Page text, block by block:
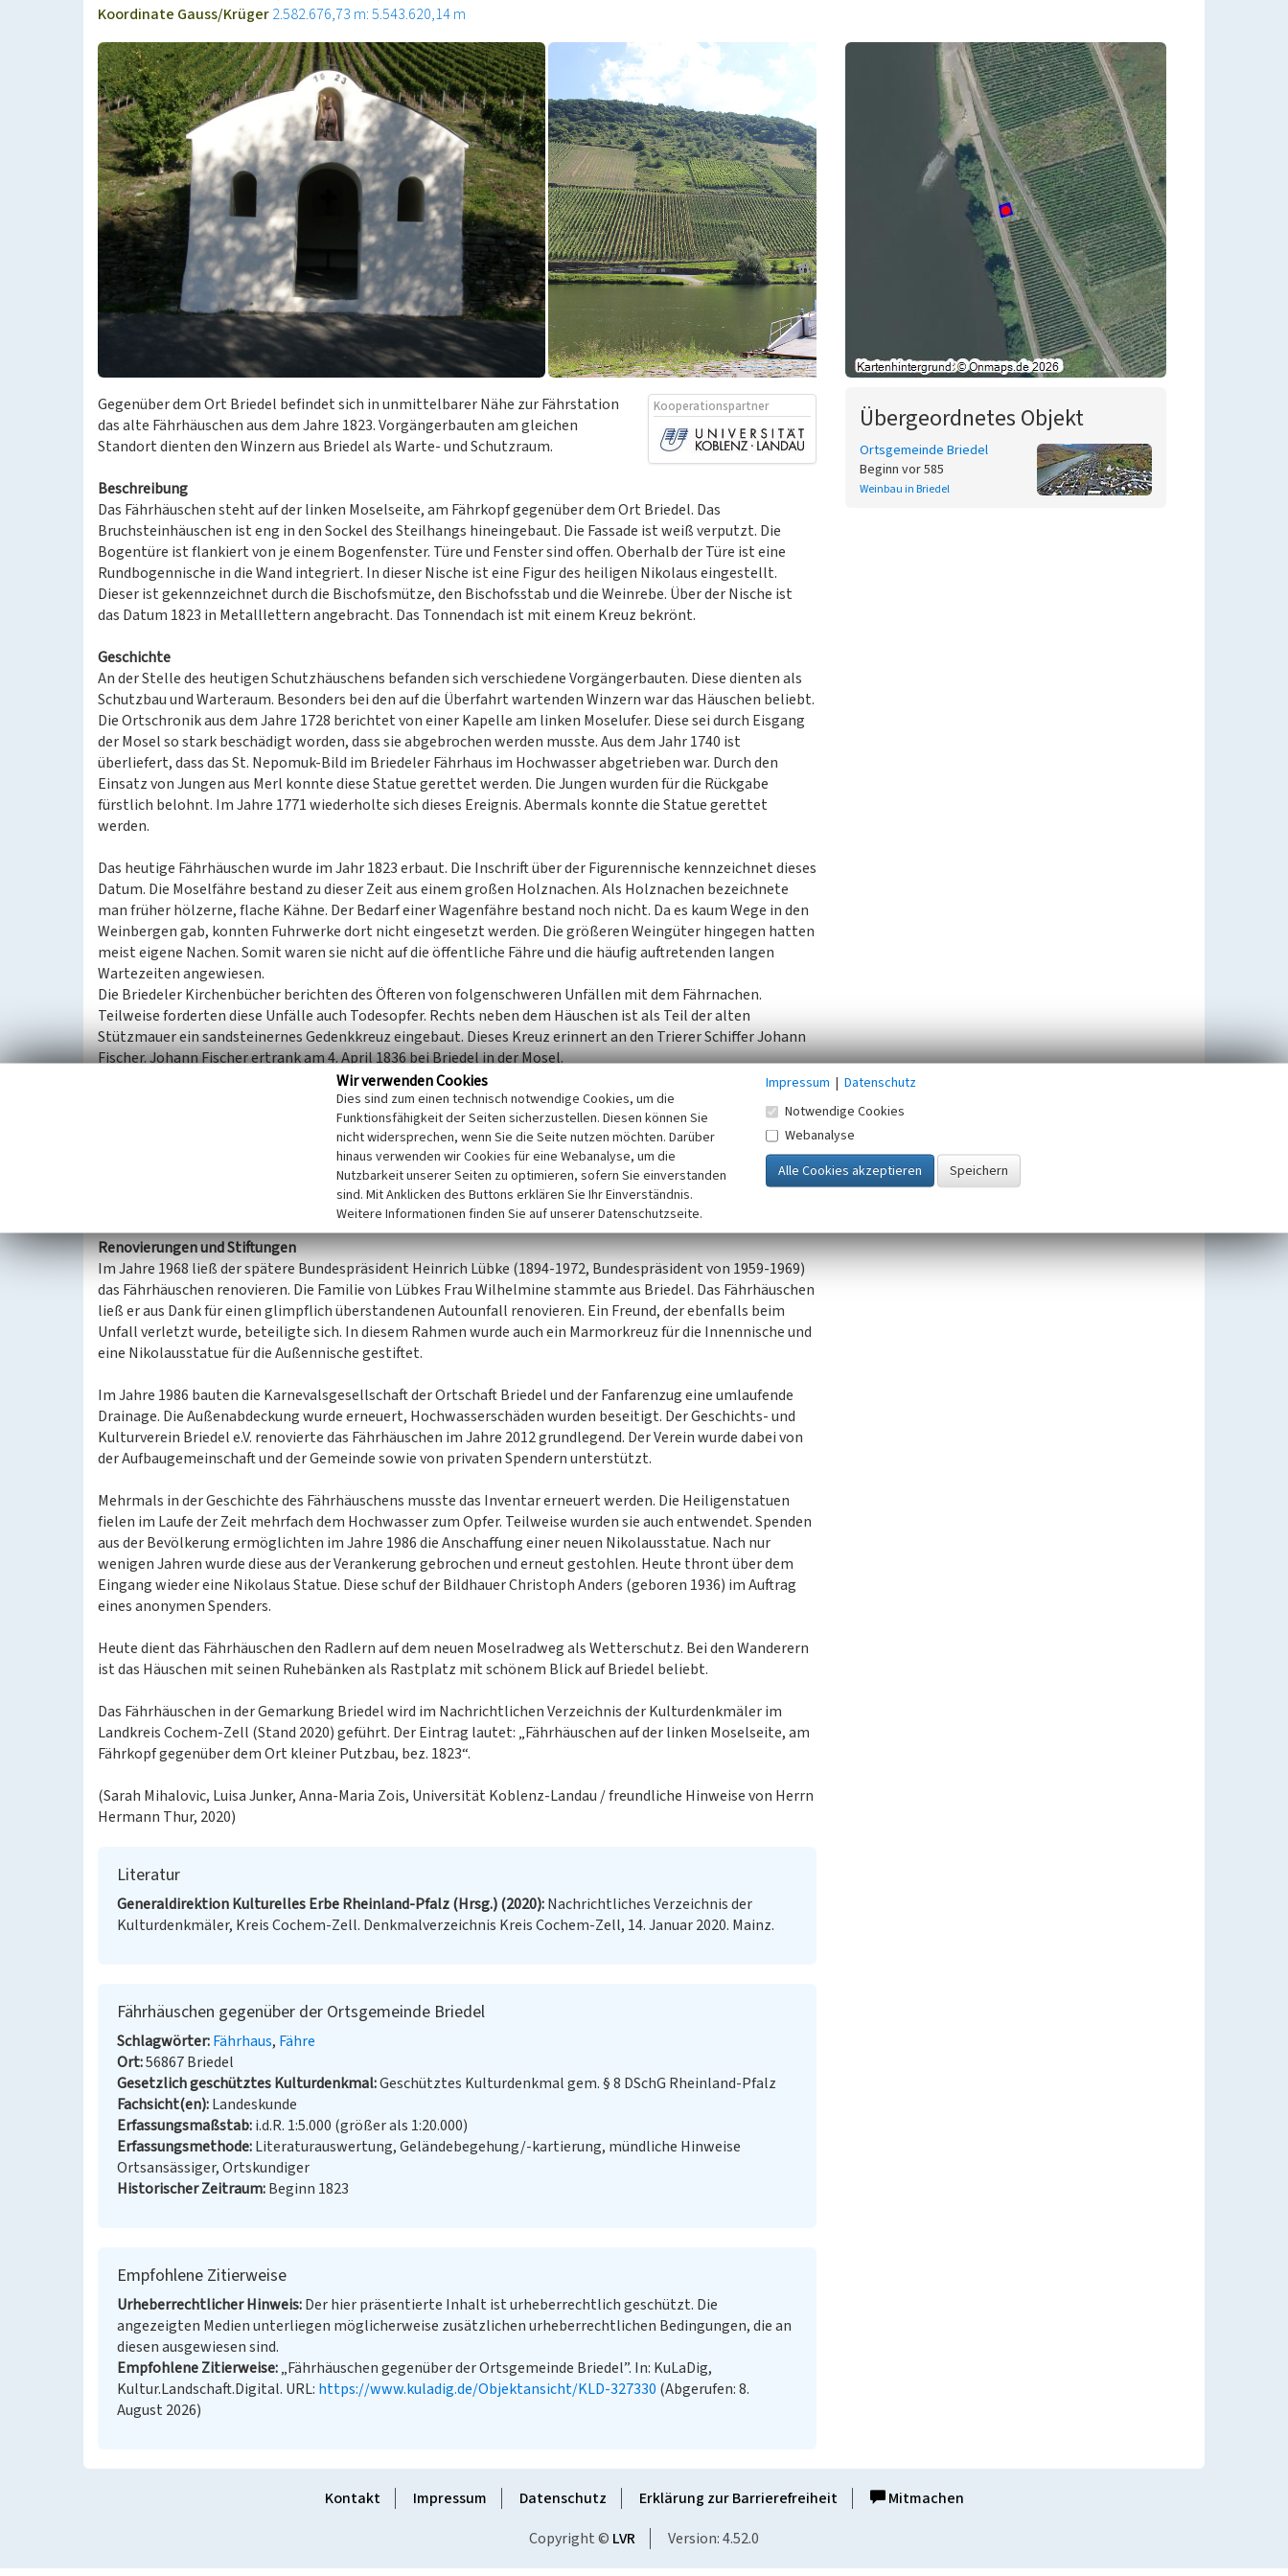
Koordinate Gauss/Krüger2.582.676,73 m: 5.543.620,14 m
Kooperationspartner
Gegenüber dem Ort Briedel befindet sich in unmittelbarer Nähe zur Fährstation
das alte Fährhäuschen aus dem Jahre 1823. Vorgängerbauten am gleichen
Standort dienten den Winzern aus Briedel als Warte- und Schutzraum.
Beschreibung
Das Fährhäuschen steht auf der linken Moselseite, am Fährkopf gegenüber dem Ort Briedel. Das
Bruchsteinhäuschen ist eng in den Sockel des Steilhangs hineingebaut. Die Fassade ist weiß verputzt. Die
Bogentüre ist flankiert von je einem Bogenfenster. Türe und Fenster sind offen. Oberhalb der Türe ist eine
Rundbogennische in die Wand integriert. In dieser Nische ist eine Figur des heiligen Nikolaus eingestellt.
Dieser ist gekennzeichnet durch die Bischofsmütze, den Bischofsstab und die Weinrebe. Über der Nische ist
das Datum 1823 in Metalllettern angebracht. Das Tonnendach ist mit einem Kreuz bekrönt.
Geschichte
An der Stelle des heutigen Schutzhäuschens befanden sich verschiedene Vorgängerbauten. Diese dienten als
Schutzbau und Warteraum. Besonders bei den auf die Überfahrt wartenden Winzern war das Häuschen beliebt.
Die Ortschronik aus dem Jahre 1728 berichtet von einer Kapelle am linken Moselufer. Diese sei durch Eisgang
der Mosel so stark beschädigt worden, dass sie abgebrochen werden musste. Aus dem Jahr 1740 ist
überliefert, dass das St. Nepomuk-Bild im Briedeler Fährhaus im Hochwasser abgetrieben war. Durch den
Einsatz von Jungen aus Merl konnte diese Statue gerettet werden. Die Jungen wurden für die Rückgabe
fürstlich belohnt. Im Jahre 1771 wiederholte sich dieses Ereignis. Abermals konnte die Statue gerettet
werden.
Das heutige Fährhäuschen wurde im Jahr 1823 erbaut. Die Inschrift über der Figurennische kennzeichnet dieses
Datum. Die Moselfähre bestand zu dieser Zeit aus einem großen Holznachen. Als Holznachen bezeichnete
man früher hölzerne, flache Kähne. Der Bedarf einer Wagenfähre bestand noch nicht. Da es kaum Wege in den
Weinbergen gab, konnten Fuhrwerke dort nicht eingesetzt werden. Die größeren Weingüter hingegen hatten
meist eigene Nachen. Somit waren sie nicht auf die öffentliche Fähre und die häufig auftretenden langen
Wartezeiten angewiesen.
Die Briedeler Kirchenbücher berichten des Öfteren von folgenschweren Unfällen mit dem Fährnachen.
Teilweise forderten diese Unfälle auch Todesopfer. Rechts neben dem Häuschen ist als Teil der alten
Stützmauer ein sandsteinernes Gedenkkreuz eingebaut. Dieses Kreuz erinnert an den Trierer Schiffer Johann
Fischer. Johann Fischer ertrank am 4. April 1836 bei Briedel in der Mosel.
Wie in den Annalen Briedels geschrieben steht, stand in der Nische im Innenraum ein Holzkreuz. In der
Außennische über dem Eingang befand sich eine Statue des Hl. Nepomuk. Nepomuk ist der Patron der Brücken
und Fähren sowie Schutzheiliger aller Schiffer und Fährleute.
Die Anschaffung einer leistungsfähigen Wagenfähre und die daraufhin erfolgende Motorisierung der Fähre,
minderten den Bedarf an einem Warteraum. Auch zeigte das Gebäude durch die vielen Hochwasser und
sonstige Witterungseinflüsse bedingte Bauschäden.
Renovierungen und Stiftungen
Im Jahre 1968 ließ der spätere Bundespräsident Heinrich Lübke (1894-1972, Bundespräsident von 1959-1969)
das Fährhäuschen renovieren. Die Familie von Lübkes Frau Wilhelmine stammte aus Briedel. Das Fährhäuschen
ließ er aus Dank für einen glimpflich überstandenen Autounfall renovieren. Ein Freund, der ebenfalls beim
Unfall verletzt wurde, beteiligte sich. In diesem Rahmen wurde auch ein Marmorkreuz für die Innennische und
eine Nikolausstatue für die Außennische gestiftet.
Im Jahre 1986 bauten die Karnevalsgesellschaft der Ortschaft Briedel und der Fanfarenzug eine umlaufende
Drainage. Die Außenabdeckung wurde erneuert, Hochwasserschäden wurden beseitigt. Der Geschichts- und
Kulturverein Briedel e.V. renovierte das Fährhäuschen im Jahre 2012 grundlegend. Der Verein wurde dabei von
der Aufbaugemeinschaft und der Gemeinde sowie von privaten Spendern unterstützt.
Mehrmals in der Geschichte des Fährhäuschens musste das Inventar erneuert werden. Die Heiligenstatuen
fielen im Laufe der Zeit mehrfach dem Hochwasser zum Opfer. Teilweise wurden sie auch entwendet. Spenden
aus der Bevölkerung ermöglichten im Jahre 1986 die Anschaffung einer neuen Nikolausstatue. Nach nur
wenigen Jahren wurde diese aus der Verankerung gebrochen und erneut gestohlen. Heute thront über dem
Eingang wieder eine Nikolaus Statue. Diese schuf der Bildhauer Christoph Anders (geboren 1936) im Auftrag
eines anonymen Spenders.
Heute dient das Fährhäuschen den Radlern auf dem neuen Moselradweg als Wetterschutz. Bei den Wanderern
ist das Häuschen mit seinen Ruhebänken als Rastplatz mit schönem Blick auf Briedel beliebt.
Das Fährhäuschen in der Gemarkung Briedel wird im Nachrichtlichen Verzeichnis der Kulturdenkmäler im
Landkreis Cochem-Zell (Stand 2020) geführt. Der Eintrag lautet: „Fährhäuschen auf der linken Moselseite, am
Fährkopf gegenüber dem Ort kleiner Putzbau, bez. 1823“.
(Sarah Mihalovic, Luisa Junker, Anna-Maria Zois, Universität Koblenz-Landau / freundliche Hinweise von Herrn
Hermann Thur, 2020)
Literatur
Generaldirektion Kulturelles Erbe Rheinland-Pfalz (Hrsg.) (2020) Nachrichtliches Verzeichnis der
Kulturdenkmäler, Kreis Cochem-Zell. Denkmalverzeichnis Kreis Cochem-Zell, 14. Januar 2020. Mainz.
Fährhäuschen gegenüber der Ortsgemeinde Briedel
Schlagwörter Fährhaus Fähre
Ort 56867 Briedel
Gesetzlich geschütztes Kulturdenkmal Geschütztes Kulturdenkmal gem. § 8 DSchG Rheinland-Pfalz
Fachsicht(en) Landeskunde
Erfassungsmaßstab i.d.R. 1:5.000 (größer als 1:20.000)
Erfassungsmethode Literaturauswertung, Geländebegehung/-kartierung, mündliche Hinweise
Ortsansässiger, Ortskundiger
Historischer Zeitraum Beginn 1823
Empfohlene Zitierweise
Urheberrechtlicher Hinweis Der hier präsentierte Inhalt ist urheberrechtlich geschützt. Die
angezeigten Medien unterliegen möglicherweise zusätzlichen urheberrechtlichen Bedingungen, die an
diesen ausgewiesen sind.
Empfohlene Zitierweise „Fährhäuschen gegenüber der Ortsgemeinde Briedel”. In: KuLaDig,
Kultur.Landschaft.Digital. URL: https://www.kuladig.de/Objektansicht/KLD-327330 (Abgerufen: 8.
August 2026)
Übergeordnetes Objekt
Ortsgemeinde Briedel
Beginn vor 585
Weinbau in Briedel
Kontakt Impressum Datenschutz Erklärung zur Barrierefreiheit
Mitmachen
Copyright © LVR Version: 4.52.0
Wir verwenden Cookies
Dies sind zum einen technisch notwendige Cookies, um die
Funktionsfähigkeit der Seiten sicherzustellen. Diesen können Sie
nicht widersprechen, wenn Sie die Seite nutzen möchten. Darüber
hinaus verwenden wir Cookies für eine Webanalyse, um die
Nutzbarkeit unserer Seiten zu optimieren, sofern Sie einverstanden
sind. Mit Anklicken des Buttons erklären Sie Ihr Einverständnis.
Weitere Informationen finden Sie auf unserer Datenschutzseite.
Impressum | Datenschutz
Notwendige Cookies
Webanalyse